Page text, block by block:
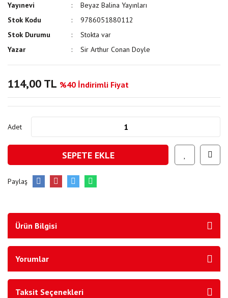
Yayınevi
Beyaz Balina Yayınları
Stok Kodu
9786051880112
Stok Durumu
Stokta var
Yazar
Sir Arthur Conan Doyle
114,00 TL %40 İndirimli Fiyat
Adet
SEPETE EKLE
Paylaş
Ürün Bilgisi
Yorumlar
Taksit Seçenekleri